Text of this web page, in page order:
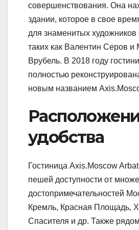
совершенствования. Она
здании, которое в свое
для знаменитых художников
таких как Валентин Серов и
Врубель. В 2018 году
полностью
новым названием
удобства
Гостиница Axis.Moscow
пешей доступности от
достопримечательностей
Кремль, Красная Площадь,
Спасителя и др. Также